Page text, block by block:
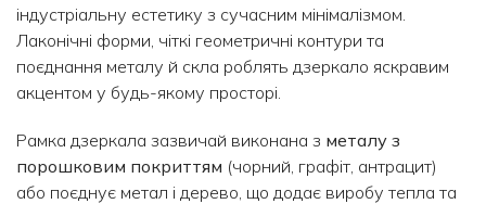
індустріальну естетику з сучасним мінімалізмом.
Лаконічні форми, чіткі геометричні контури та
поєднання металу й скла роблять дзеркало яскравим
акцентом у будь-якому просторі.
Рамка дзеркала зазвичай виконана з металу з
порошковим покриттям (чорний, графіт, антрацит)
або поєднує метал і дерево, що додає виробу тепла та